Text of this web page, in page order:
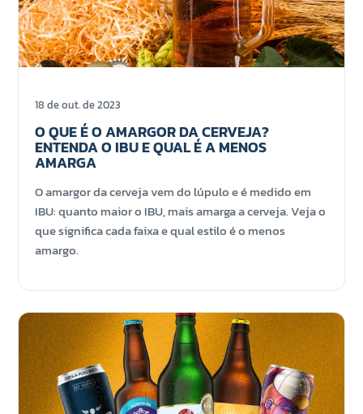
18 de out. de 2023
O QUE É O AMARGOR DA CERVEJA?
ENTENDA O IBU E QUAL É A MENOS
AMARGA
O amargor da cerveja vem do lúpulo e é medido em
IBU: quanto maior o IBU, mais amarga a cerveja. Veja o
que significa cada faixa e qual estilo é o menos
amargo.